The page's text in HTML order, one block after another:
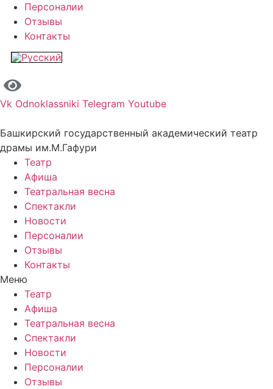
Персоналии
Отзывы
Контакты
Vk Odnoklassniki Telegram Youtube
Башкирский государственный академический театр
драмы им.М.Гафури
Театр
Афиша
Театральная весна
Спектакли
Новости
Персоналии
Отзывы
Контакты
Меню
Театр
Афиша
Театральная весна
Спектакли
Новости
Персоналии
Отзывы